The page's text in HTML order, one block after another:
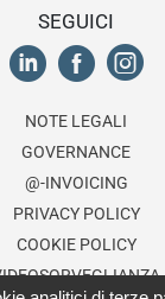
SEGUICI
NOTE LEGALI
GOVERNANCE
@-INVOICING
PRIVACY POLICY
COOKIE POLICY